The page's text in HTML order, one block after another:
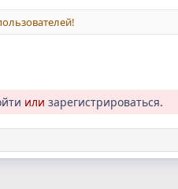
или зарегистрироваться.